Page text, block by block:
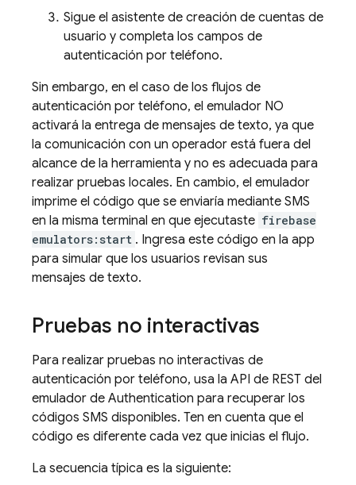
Sigue el asistente de creación de cuentas de
usuario y completa los campos de
autenticación por teléfono.
Sin embargo, en el caso de los flujos de
autenticación por teléfono, el emulador NO
activará la entrega de mensajes de texto, ya que
la comunicación con un operador está fuera del
alcance de la herramienta y no es adecuada para
realizar pruebas locales. En cambio, el emulador
imprime el código que se enviaría mediante SMS
en la misma terminal en que ejecutaste firebase
emulators:start . Ingresa este código en la app
para simular que los usuarios revisan sus
mensajes de texto.
Pruebas no interactivas
Para realizar pruebas no interactivas de
autenticación por teléfono, usa la API de REST del
emulador de Authentication para recuperar los
códigos SMS disponibles. Ten en cuenta que el
código es diferente cada vez que inicias el flujo.
La secuencia típica es la siguiente: